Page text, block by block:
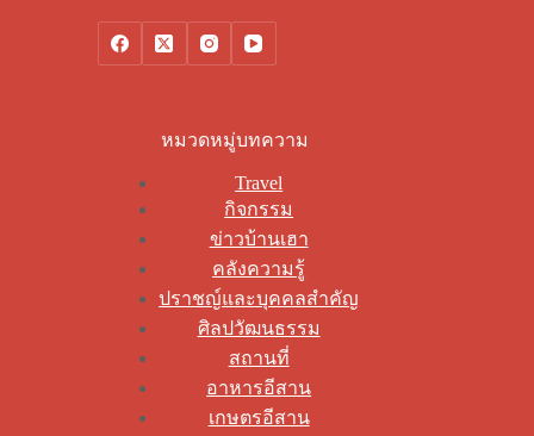
หมวดหมู่บทความ
Travel
กิจกรรม
ข่าวบ้านเฮา
คลังความรู้
ปราชญ์และบุคคลสำคัญ
ศิลปวัฒนธรรม
สถานที่
อาหารอีสาน
เกษตรอีสาน